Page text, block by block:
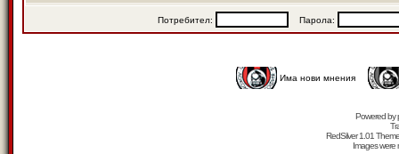
Потребител: Парола:
Има нови мнения
Powered by
RedSilver 1.01
Images were